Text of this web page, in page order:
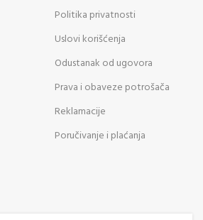
Politika privatnosti
Uslovi korišćenja
Odustanak od ugovora
Prava i obaveze potrošača
Reklamacije
Poručivanje i plaćanja